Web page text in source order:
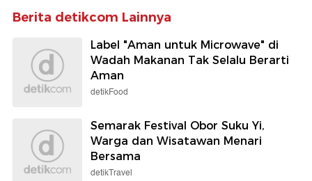
Berita detikcom Lainnya
Label "Aman untuk Microwave" di
Wadah Makanan Tak Selalu Berarti
Aman
detikFood
Semarak Festival Obor Suku Yi,
Warga dan Wisatawan Menari
Bersama
detikTravel